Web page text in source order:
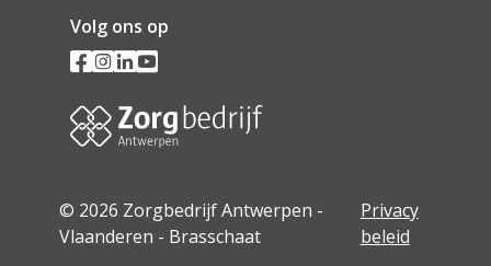
Volg ons op
© 2026 Zorgbedrijf Antwerpen -
Vlaanderen - Brasschaat
Privacy
beleid